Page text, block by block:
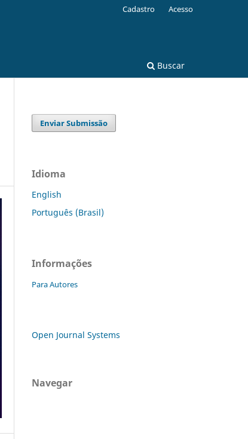
Buscar
Cadastro Acesso
Enviar Submissão
Idioma
English
Português (Brasil)
Informações
Para Autores
Open Journal Systems
Navegar